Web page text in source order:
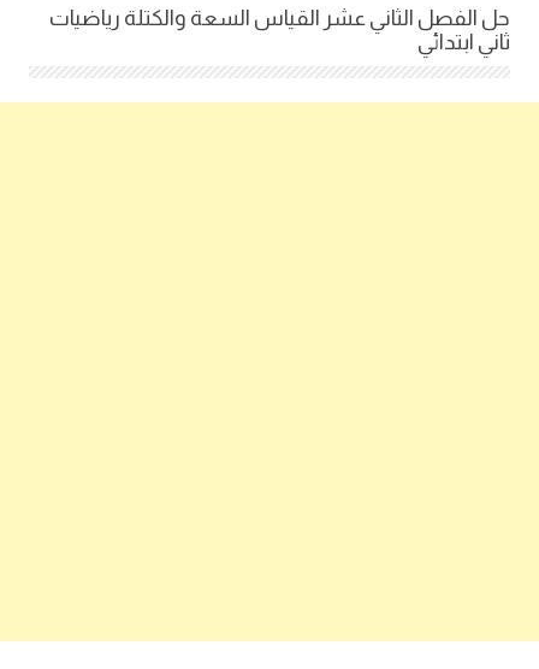
حل الفصل الثاني عشر القياس السعة والكتلة رياضيات
ثاني ابتدائي